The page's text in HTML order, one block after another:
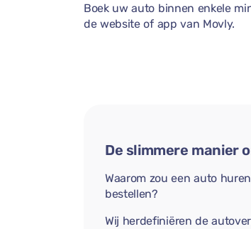
Boek uw auto binnen enkele
de website of app van Movly.
De slimmere manier
Waarom zou een auto
bestellen?
Wij herdefiniëren de